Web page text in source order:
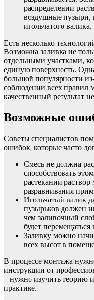
распределении
воздушные пузыри,
игольчатого валика.
Есть несколько
Возможна заливка не
отдельными участками,
единую поверхность.
большой популярности
соблюдении всех правил
качественный результат
Возможные
Советы специалистов
ошибок, которые часто
Смесь не должна
способствовать
растекании
разравнивания
Игольчатый валик
пузырьков должен
чем заливочный
будет перемещаться
Заливку можно
всех высот в
В процессе монтажа
инструкции от
– нужно изучить теорию и
практике.